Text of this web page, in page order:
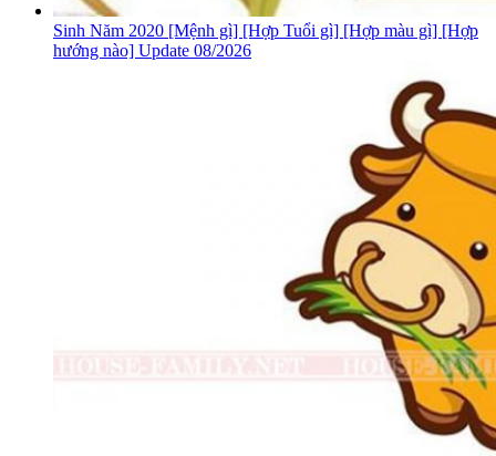
Sinh Năm 2020 [Mệnh gì] [Hợp Tuổi gì] [Hợp màu gì] [Hợp
hướng nào] Update 08/2026